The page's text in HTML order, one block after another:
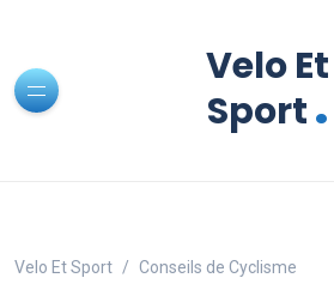
Velo Et
Sport.
Velo Et Sport
Conseils de Cyclisme